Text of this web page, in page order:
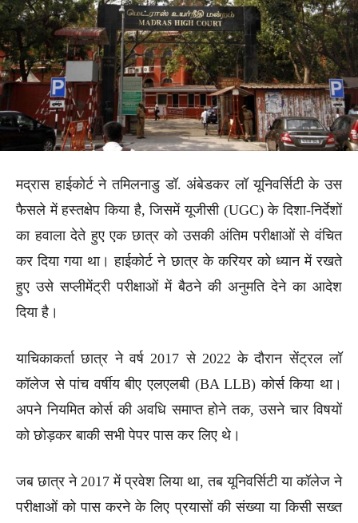
मद्रास हाईकोर्ट ने तमिलनाडु डॉ. अंबेडकर लॉ यूनिवर्सिटी के उस
फैसले में हस्तक्षेप किया है, जिसमें यूजीसी (UGC) के दिशा-निर्देशों
का हवाला देते हुए एक छात्र को उसकी अंतिम परीक्षाओं से वंचित
कर दिया गया था। हाईकोर्ट ने छात्र के करियर को ध्यान में रखते
हुए उसे सप्लीमेंट्री परीक्षाओं में बैठने की अनुमति देने का आदेश
दिया है।
याचिकाकर्ता छात्र ने वर्ष 2017 से 2022 के दौरान सेंट्रल लॉ
कॉलेज से पांच वर्षीय बीए एलएलबी (BA LLB) कोर्स किया था।
अपने नियमित कोर्स की अवधि समाप्त होने तक, उसने चार विषयों
को छोड़कर बाकी सभी पेपर पास कर लिए थे।
जब छात्र ने 2017 में प्रवेश लिया था, तब यूनिवर्सिटी या कॉलेज ने
परीक्षाओं को पास करने के लिए प्रयासों की संख्या या किसी सख्त